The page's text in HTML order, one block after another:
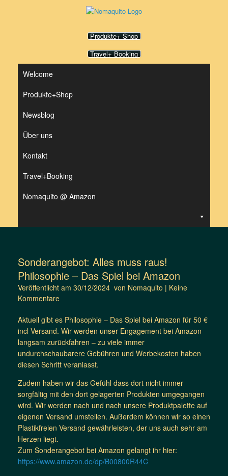
Produkte+ Shop
Travel+ Booking
Welcome
Produkte+Shop
Newsblog
Über uns
Kontakt
Travel+Booking
Nomaquito @ Amazon
Sonderangebot: Alles muss raus!
Philosophie – Das Spiel bei Amazon
Veröffentlicht am 30/12/2024 von Nomaquito | Keine
Kommentare
Aktuell gibt es Philosophie – Das Spiel bei Amazon für 50 €
incl Versand. Wir werden unser Engagement bei Amazon
langsam zurückfahren – zu viele immer
undurchschaubarere Gebühren und Werbekosten haben
diesen Schritt veranlasst.
Zudem haben wir das Gefühl dass dort nicht immer
sorgfältig mit den dort gelagerten Produkten umgegangen
wird. Wir werden nach und nach unsere Produktpalette auf
eigenen Versand umstellen. Außerdem können wir so einen
Plastikfreien Versand gewährleisten, der uns auch sehr am
Herzen liegt.
Zum Sonderangebot bei Amazon gelangt ihr hier:
https://www.amazon.de/dp/B00800R44C